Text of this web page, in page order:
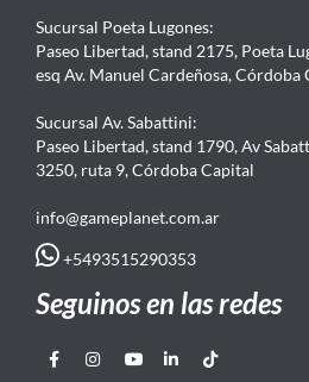
Sucursal Poeta Lugones:
Paseo Libertad, stand 2175, Poeta
esq Av. Manuel Cardeñosa, Córdoba
Sucursal Av. Sabattini:
Paseo Libertad, stand 1790, Av
3250, ruta 9, Córdoba Capital
info@gameplanet.com.ar
+5493515290353
Seguinos en las redes